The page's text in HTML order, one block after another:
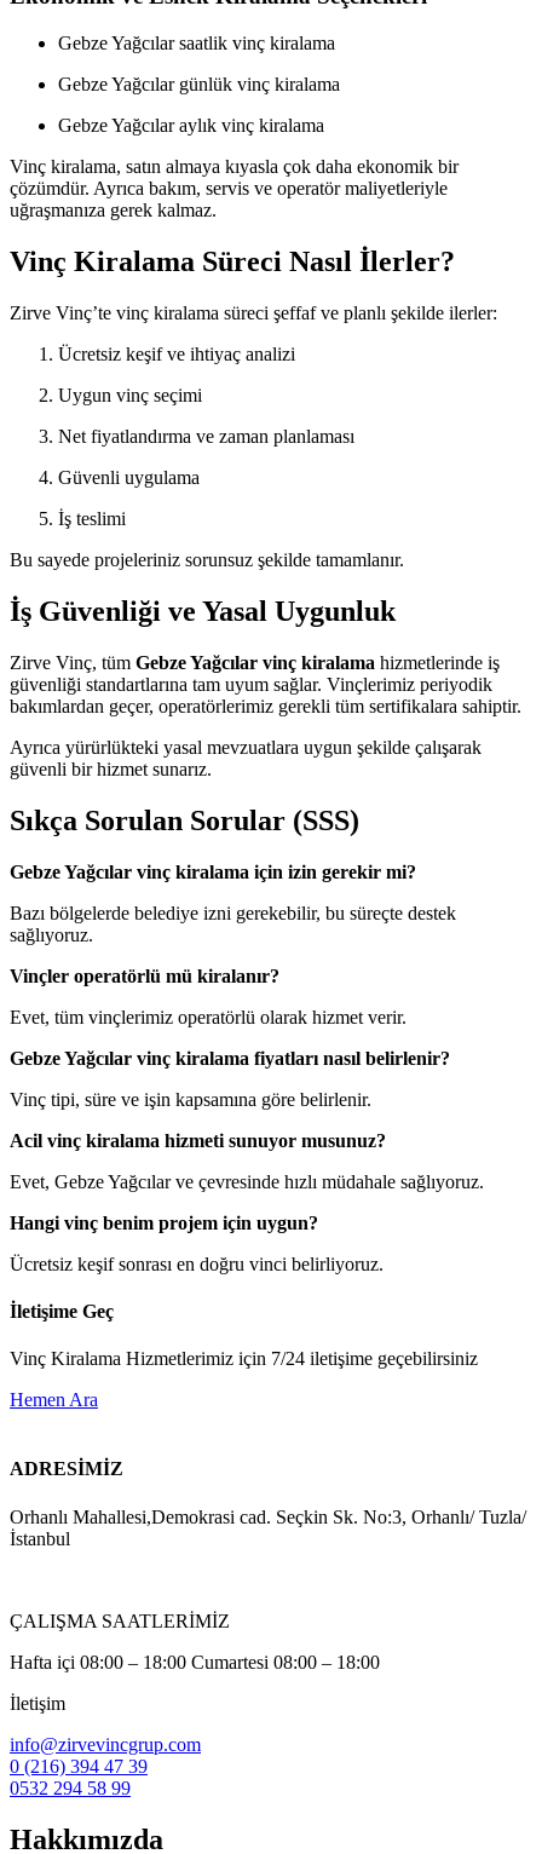
Gebze Yağcılar saatlik vinç kiralama
Gebze Yağcılar günlük vinç kiralama
Gebze Yağcılar aylık vinç kiralama
Vinç kiralama, satın almaya kıyasla çok daha ekonomik bir
çözümdür. Ayrıca bakım, servis ve operatör maliyetleriyle
uğraşmanıza gerek kalmaz.
Vinç Kiralama Süreci Nasıl İlerler?
Zirve Vinç’te vinç kiralama süreci şeffaf ve planlı şekilde ilerler:
Ücretsiz keşif ve ihtiyaç analizi
Uygun vinç seçimi
Net fiyatlandırma ve zaman planlaması
Güvenli uygulama
İş teslimi
Bu sayede projeleriniz sorunsuz şekilde tamamlanır.
İş Güvenliği ve Yasal Uygunluk
Zirve Vinç, tüm Gebze Yağcılar vinç kiralama hizmetlerinde iş
güvenliği standartlarına tam uyum sağlar. Vinçlerimiz periyodik
bakımlardan geçer, operatörlerimiz gerekli tüm sertifikalara sahiptir.
Ayrıca yürürlükteki yasal mevzuatlara uygun şekilde çalışarak
güvenli bir hizmet sunarız.
Sıkça Sorulan Sorular (SSS)
Gebze Yağcılar vinç kiralama için izin gerekir mi?
Bazı bölgelerde belediye izni gerekebilir, bu süreçte destek
sağlıyoruz.
Vinçler operatörlü mü kiralanır?
Evet, tüm vinçlerimiz operatörlü olarak hizmet verir.
Gebze Yağcılar vinç kiralama fiyatları nasıl belirlenir?
Vinç tipi, süre ve işin kapsamına göre belirlenir.
Acil vinç kiralama hizmeti sunuyor musunuz?
Evet, Gebze Yağcılar ve çevresinde hızlı müdahale sağlıyoruz.
Hangi vinç benim projem için uygun?
Ücretsiz keşif sonrası en doğru vinci belirliyoruz.
İletişime Geç
Vinç Kiralama Hizmetlerimiz için 7/24 iletişime geçebilirsiniz
Hemen Ara
ADRESİMİZ
Orhanlı Mahallesi,Demokrasi cad. Seçkin Sk. No:3, Orhanlı/ Tuzla/
İstanbul
ÇALIŞMA SAATLERİMİZ
Hafta içi 08:00 – 18:00 Cumartesi 08:00 – 18:00
İletişim
info@zirvevincgrup.com
0 (216) 394 47 39
0532 294 58 99
Hakkımızda